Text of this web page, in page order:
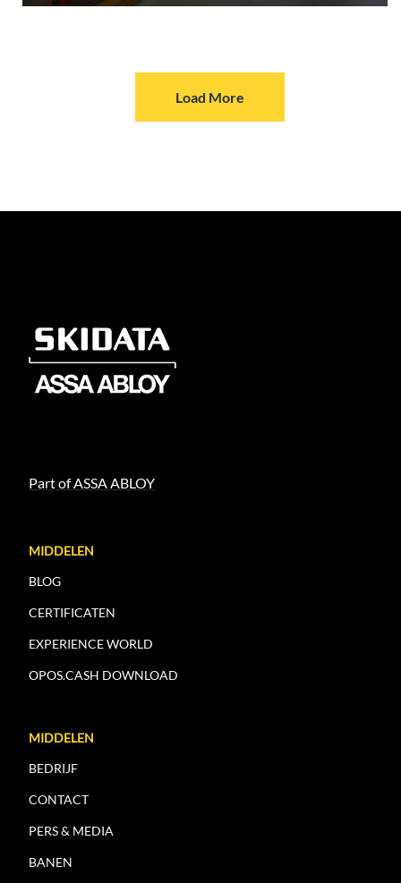
Load More
Part of ASSA ABLOY
MIDDELEN
BLOG
CERTIFICATEN
EXPERIENCE WORLD
OPOS.CASH DOWNLOAD
MIDDELEN
BEDRIJF
CONTACT
PERS & MEDIA
BANEN